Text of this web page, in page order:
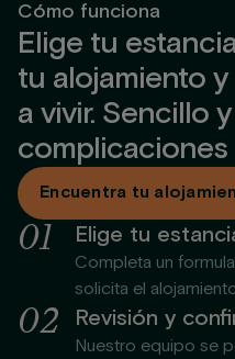
Cómo funciona
Elige tu
tu alojamiento
a vivir. Sencillo
complicaciones
Encuentra tu
01 Elige tu
Completa un
solicita el
02 Revisión y
Nuestro equipo se